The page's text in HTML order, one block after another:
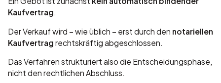
Kaufvertrag.
Der Verkauf wird – wie üblich – erst durch den notariellen
Kaufvertrag rechtskräftig abgeschlossen.
Das Verfahren strukturiert also die Entscheidungsphase,
nicht den rechtlichen Abschluss.